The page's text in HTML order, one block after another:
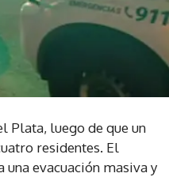
Plata, luego de que un
residentes. El
evacuación masiva y